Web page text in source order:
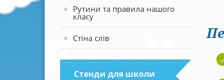
Рутини та правила нашого
класу
Стіна слів
Стенди для школи